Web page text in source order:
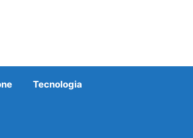
Tecnologia